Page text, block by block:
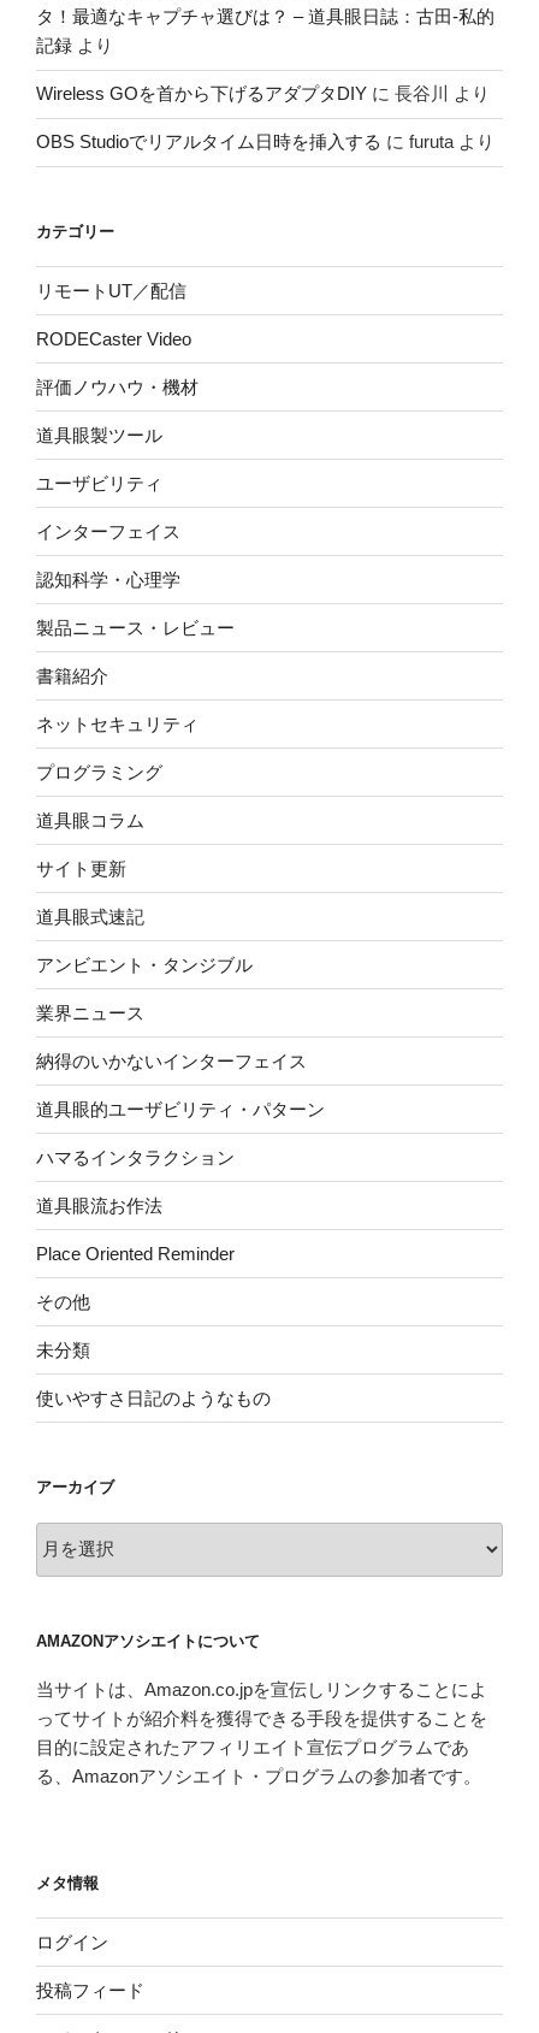
タ！最適なキャプチャ選びは？ – 道具眼日誌：古田-私的
記録 より
Wireless GOを首から下げるアダプタDIY に 長谷川 より
OBS Studioでリアルタイム日時を挿入する に furuta より
カテゴリー
リモートUT／配信
RODECaster Video
評価ノウハウ・機材
道具眼製ツール
ユーザビリティ
インターフェイス
認知科学・心理学
製品ニュース・レビュー
書籍紹介
ネットセキュリティ
プログラミング
道具眼コラム
サイト更新
道具眼式速記
アンビエント・タンジブル
業界ニュース
納得のいかないインターフェイス
道具眼的ユーザビリティ・パターン
ハマるインタラクション
道具眼流お作法
Place Oriented Reminder
その他
未分類
使いやすさ日記のようなもの
アーカイブ
ー
ブ
AMAZONアソシエイトについて
当サイトは、Amazon.co.jpを宣伝しリンクすることによ
ってサイトが紹介料を獲得できる手段を提供することを
目的に設定されたアフィリエイト宣伝プログラムであ
る、Amazonアソシエイト・プログラムの参加者です。
メタ情報
ログイン
投稿フィード